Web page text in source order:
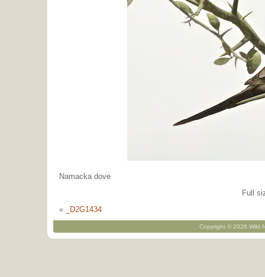
Namacka dove
Full
«
_D2G1434
Copyright © 2026 Wild